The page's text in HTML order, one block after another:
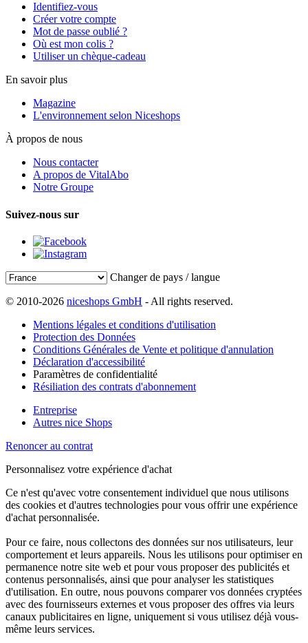
Identifiez-vous
Créer votre compte
Mot de passe oublié ?
Où est mon colis ?
Utiliser un chèque-cadeau
En savoir plus
Magazine
L'environnement selon Niceshops
À propos de nous
Nous contacter
A propos de VitalAbo
Notre Groupe
Suivez-nous sur
Changer de pays / langue
© 2010-2026 niceshops GmbH - All rights reserved.
Mentions légales et conditions d'utilisation
Protection des Données
Conditions Générales de Vente et politique d'annulation
Déclaration d'accessibilité
Paramètres de confidentialité
Résiliation des contrats d'abonnement
Entreprise
Autres nice Shops
Renoncer au contrat
Personnalisez votre expérience d'achat
Ce n'est qu'avec votre consentement individuel que nous utilisons
des cookies et d'autres technologies pour vous offrir une expérience
d'achat personnalisée.
Pour ce faire, nous collectons des données sur nos utilisateurs, leur
comportement et leurs appareils. Nous les utilisons pour optimiser en
permanence notre site web et pour vous proposer des publicités et
contenus personnalisés, ainsi que pour analyser les statistiques
d'utilisation. En outre, nous pouvons comparer vos données cryptées
avec des fournisseurs externes et vous proposer des offres via leurs
canaux publicitaires en ligne, uniquement si vous utilisez déjà vous-
même leurs services.